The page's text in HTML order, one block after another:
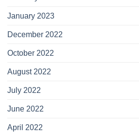
January 2023
December 2022
October 2022
August 2022
July 2022
June 2022
April 2022